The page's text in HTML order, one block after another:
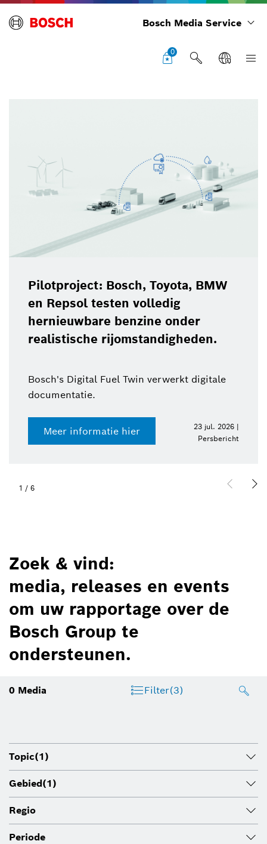
Bosch Media Service
0
Pilotproject: Bosch, Toyota, BMW
en Repsol testen volledig
hernieuwbare benzine onder
realistische rijomstandigheden.
Bosch's Digital Fuel Twin verwerkt digitale
documentatie.
Meer informatie hier
23 jul. 2026 |
Persbericht
1 / 6
Zoek & vind:
media, releases en events
om uw rapportage over de
Bosch Group te
ondersteunen.
0 Media Filter(3)
Topic(1)
Gebied(1)
Regio
Periode